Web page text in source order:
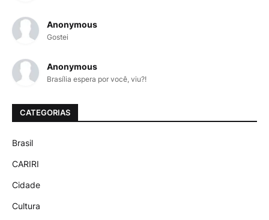
Anonymous
Gostei
Anonymous
Brasília espera por você, viu?!
CATEGORIAS
Brasil
CARIRI
Cidade
Cultura